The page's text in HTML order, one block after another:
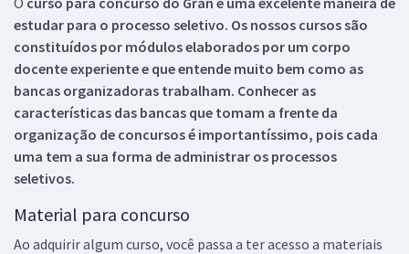
estudar para o processo seletivo. Os nossos cursos são
constituídos por módulos elaborados por um corpo
docente experiente e que entende muito bem como as
bancas organizadoras trabalham. Conhecer as
características das bancas que tomam a frente da
organização de concursos é importantíssimo, pois cada
uma tem a sua forma de administrar os processos
seletivos.
Material para concurso
Ao adquirir algum curso, você passa a ter acesso a materiais